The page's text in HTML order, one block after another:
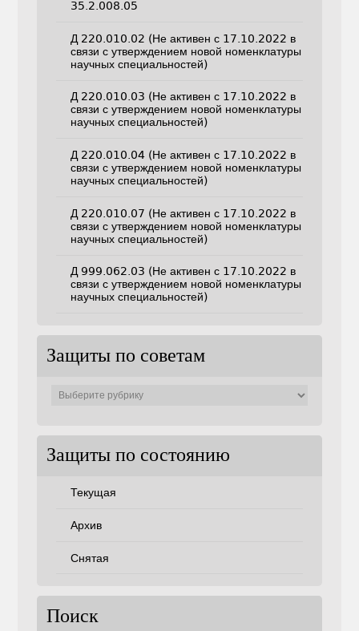
35.2.008.05
Д 220.010.02 (Не активен с 17.10.2022 в
связи с утверждением новой номенклатуры
научных специальностей)
Д 220.010.03 (Не активен с 17.10.2022 в
связи с утверждением новой номенклатуры
научных специальностей)
Д 220.010.04 (Не активен с 17.10.2022 в
связи с утверждением новой номенклатуры
научных специальностей)
Д 220.010.07 (Не активен с 17.10.2022 в
связи с утверждением новой номенклатуры
научных специальностей)
Д 999.062.03 (Не активен с 17.10.2022 в
связи с утверждением новой номенклатуры
научных специальностей)
Защиты по советам
Защиты по состоянию
Текущая
Архив
Снятая
Поиск